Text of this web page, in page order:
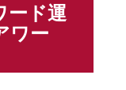
ード運
ワー